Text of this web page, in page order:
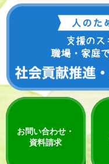
お問い合わせ・
資料請求